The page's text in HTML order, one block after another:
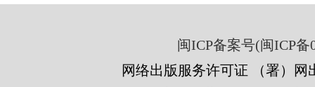
闽ICP备案号(闽ICP备
网络出版服务许可证 （署）网